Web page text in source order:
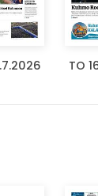
TO